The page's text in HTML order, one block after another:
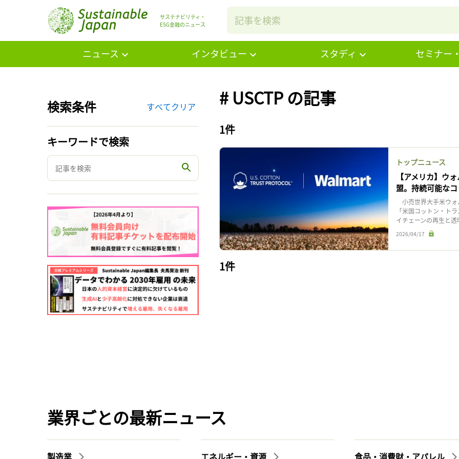
サステナビリティ・
ESG金融のニュース
ニュース インタビュー スタディ セミナー
検索条件 すべてクリア
キーワードで検索
# USCTP の記事
1件
トップニュース
【アメリカ】ウ
盟。持続可能な
小売世界大手米ウォ
「米国コットン・ト
イチェーンの再生と
2026/04/17
1件
業界ごとの最新ニュース